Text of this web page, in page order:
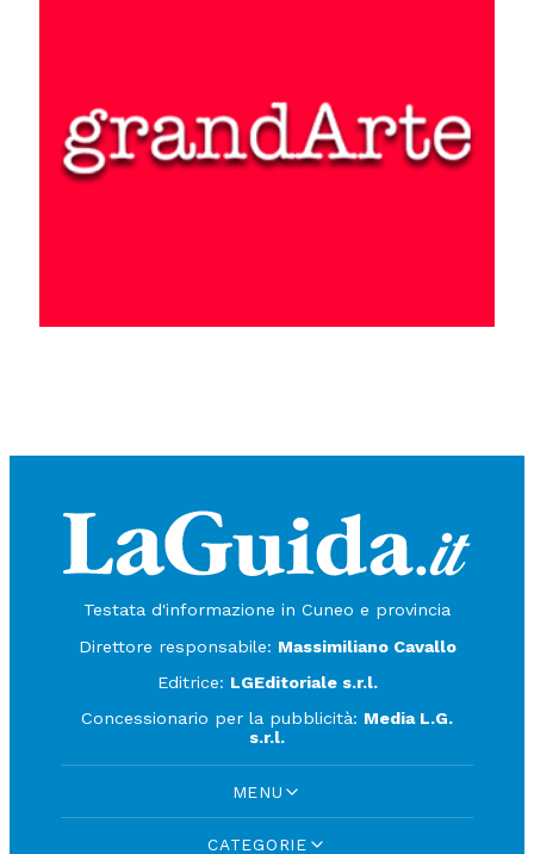
Testata d'informazione in Cuneo e provincia
Direttore responsabile: Massimiliano Cavallo
Editrice: LGEditoriale s.r.l.
Concessionario per la pubblicità: Media L.G.
s.r.l.
MENU
CATEGORIE